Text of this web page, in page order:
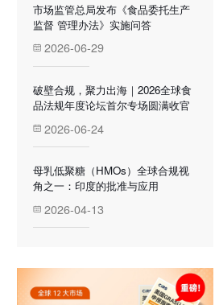
市场监管总局发布《食品委托生产
监督 管理办法》实施问答
2026-06-29
破壁合规，聚力出海｜2026全球食
品法规年度论坛首尔专场圆满收官
2026-06-24
母乳低聚糖（HMOs）全球合规视
角之一：印度的批准与应用
2026-04-13